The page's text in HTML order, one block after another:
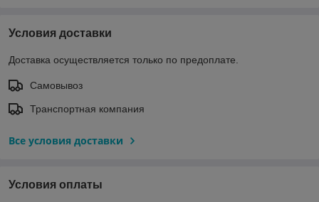
Условия доставки
Доставка осуществляется только по предоплате.
Самовывоз
Транспортная компания
Все условия доставки
Условия оплаты